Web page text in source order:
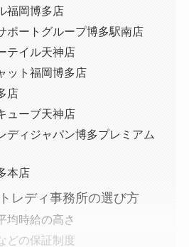
福岡博多店
ポートグループ博多駅南店
テイル天神店
ット福岡博多店
店
ューブ天神店
ディジャパン博多プレミアム
本店
レディ事務所の選び方
均時給の高さ
どの保証制度